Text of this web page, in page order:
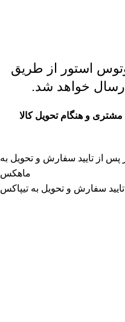
استور از طریق
خواهد شد.
و هنگام تحویل کالا
تحویل 1 الی 2 روز پس از تایید سفارش و تحویل به
ماهکس